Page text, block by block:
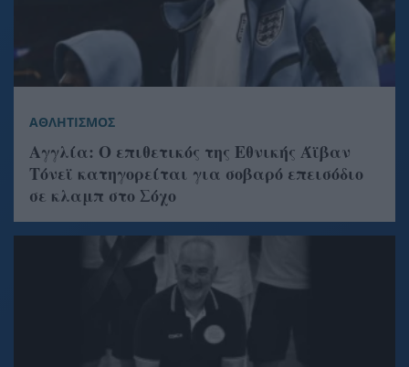
ΑΘΛΗΤΙΣΜΟΣ
Αγγλία: Ο επιθετικός της Εθνικής Άϊβαν
Τόνεϊ κατηγορείται για σοβαρό επεισόδιο
σε κλαμπ στο Σόχο